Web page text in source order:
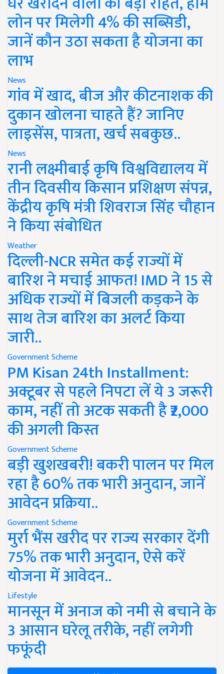
लोन पर मिलेगी 4% की सब्सिडी,
जानें कौन उठा सकता है योजना का
लाभ
News
गांव में खाद, बीज और कीटनाशक की
दुकान खोलना चाहते हैं? जानिए
लाइसेंस, पात्रता, खर्च सबकुछ..
News
रानी लक्ष्मीबाई कृषि विश्वविद्यालय में
तीन दिवसीय किसान प्रशिक्षण संपन्न,
केंद्रीय कृषि मंत्री शिवराज सिंह चौहान
ने किया संबोधित
Weather
दिल्ली-NCR समेत कई राज्यों में
बारिश ने मचाई आफत! IMD ने 15 से
अधिक राज्यों में बिजली कड़कने के
साथ तेज बारिश का अलर्ट किया
जारी..
Government Scheme
PM Kisan 24th Installment:
अक्टूबर से पहले निपटा लें ये 3 जरूरी
काम, नहीं तो अटक सकती है ₹2,000
की अगली किस्त
Government Scheme
बड़ी खुशखबरी! बकरी पालन पर मिल
रहा है 60% तक भारी अनुदान, जानें
आवेदन प्रक्रिया..
Government Scheme
मुर्रा भैंस खरीद पर राज्य सरकार देंगी
75% तक भारी अनुदान, ऐसे करें
योजना में आवेदन..
Lifestyle
मानसून में अनाज को नमी से बचाने के
3 आसान घरेलू तरीके, नहीं लगेगी
फफूंदी